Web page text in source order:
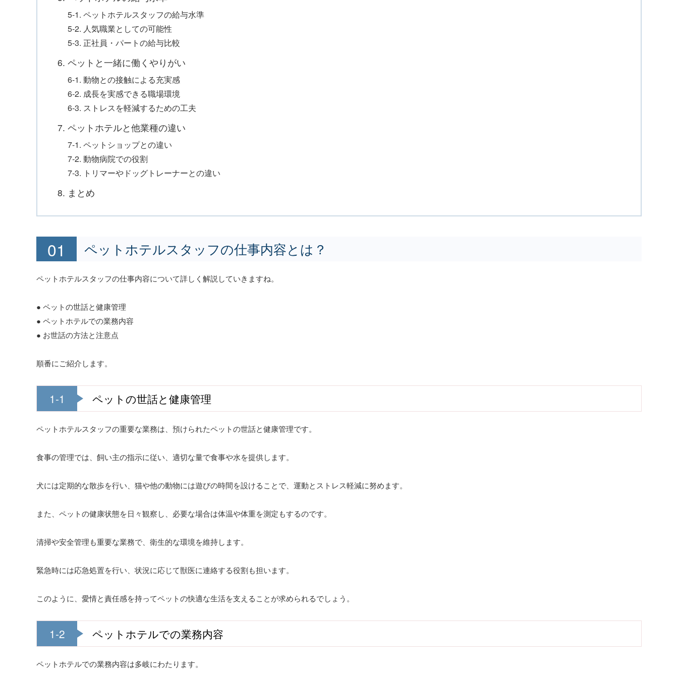
5-1. ペットホテルスタッフの給与水準
5-2. 人気職業としての可能性
5-3. 正社員・パートの給与比較
6. ペットと一緒に働くやりがい
6-1. 動物との接触による充実感
6-2. 成長を実感できる職場環境
6-3. ストレスを軽減するための工夫
7. ペットホテルと他業種の違い
7-1. ペットショップとの違い
7-2. 動物病院での役割
7-3. トリマーやドッグトレーナーとの違い
8. まとめ
ペットホテルスタッフの仕事内容とは？
ペットホテルスタッフの仕事内容について詳しく解説していきますね。
● ペットの世話と健康管理
● ペットホテルでの業務内容
● お世話の方法と注意点
順番にご紹介します。
1-1 ペットの世話と健康管理
ペットホテルスタッフの重要な業務は、預けられたペットの世話と健康管理です。
食事の管理では、飼い主の指示に従い、適切な量で食事や水を提供します。
犬には定期的な散歩を行い、猫や他の動物には遊びの時間を設けることで、運動とストレス軽減に努めます。
また、ペットの健康状態を日々観察し、必要な場合は体温や体重を測定もするのです。
清掃や安全管理も重要な業務で、衛生的な環境を維持します。
緊急時には応急処置を行い、状況に応じて獣医に連絡する役割も担います。
このように、愛情と責任感を持ってペットの快適な生活を支えることが求められるでしょう。
1-2 ペットホテルでの業務内容
ペットホテルでの業務内容は多岐にわたります。